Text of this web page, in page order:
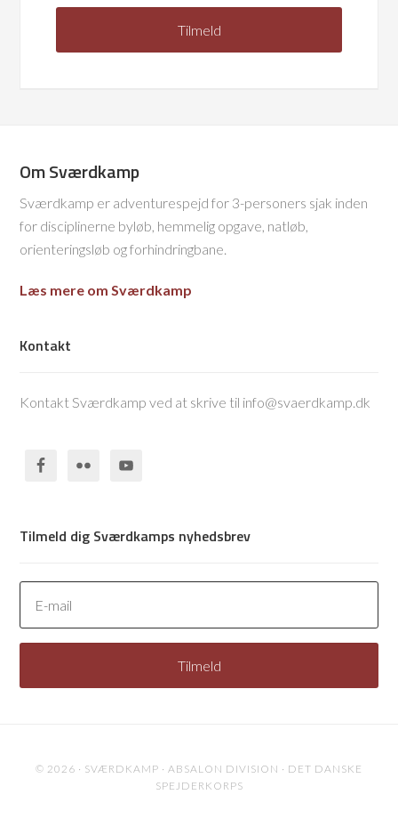
Om Sværdkamp
Sværdkamp er adventurespejd for 3-personers sjak inden
for disciplinerne byløb, hemmelig opgave, natløb,
orienteringsløb og forhindringbane.
Læs mere om Sværdkamp
Kontakt
Kontakt Sværdkamp ved at skrive til info@svaerdkamp.dk
Tilmeld dig Sværdkamps nyhedsbrev
© 2026 · SVÆRDKAMP · ABSALON DIVISION · DET DANSKE
SPEJDERKORPS